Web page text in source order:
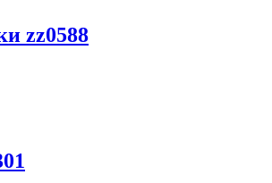
zz0588